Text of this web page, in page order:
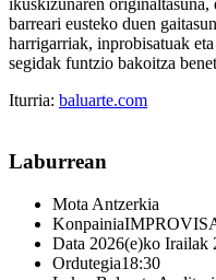
barreari eusteko duen
harrigarriak, inprobisatuak
segidak funtzio bakoitza
Iturria: baluarte.com
Laburrean
Mota Antzerkia
Konpainia
Data 2026(e)ko Irailak
Ordutegia18:30